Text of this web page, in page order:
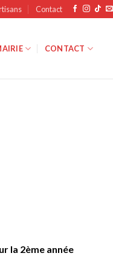
Contact
CONTACT
la 2ème année